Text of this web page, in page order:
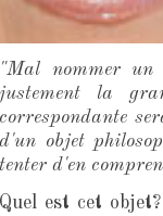
"Mal nommer un
justement la
correspondante
d'un objet
tenter d'en
Quel est cet